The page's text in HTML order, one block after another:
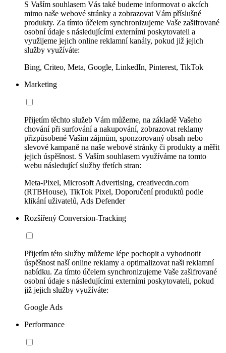
S Vaším souhlasem Vás také budeme informovat o akcích
mimo naše webové stránky a zobrazovat Vám příslušné
produkty. Za tímto účelem synchronizujeme Vaše zašifrované
osobní údaje s následujícími externími poskytovateli a
využijeme jejich online reklamní kanály, pokud již jejich
služby využíváte:
Bing, Criteo, Meta, Google, LinkedIn, Pinterest, TikTok
Marketing
Přijetím těchto služeb Vám můžeme, na základě Vašeho
chování při surfování a nakupování, zobrazovat reklamy
přizpůsobené Vašim zájmům, sponzorovaný obsah nebo
slevové kampaně na naše webové stránky či produkty a měřit
jejich úspěšnost. S Vaším souhlasem využíváme na tomto
webu následující služby třetích stran:
Meta-Pixel, Microsoft Advertising, creativecdn.com
(RTBHouse), TikTok Pixel, Doporučení produktů podle
klikání uživatelů, Ads Defender
Rozšířený Conversion-Tracking
Přijetím této služby můžeme lépe pochopit a vyhodnotit
úspěšnost naší online reklamy a optimalizovat naši reklamní
nabídku. Za tímto účelem synchronizujeme Vaše zašifrované
osobní údaje s následujícími externími poskytovateli, pokud
již jejich služby využíváte:
Google Ads
Performance